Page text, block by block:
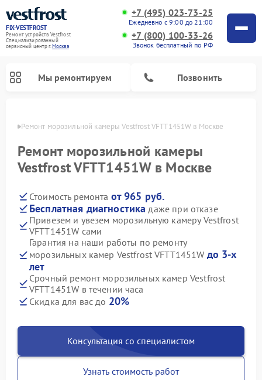
FIX-VESTFROST
Ремонт устройств Vestfrost
Специализированный
cервисный центр г.Москва
+7 (495) 023-73-25
Ежедневно с 9:00 до 21:00
+7 (800) 100-33-26
Звонок бесплатный по РФ
Мы ремонтируем Позвонить
Ремонт морозильной камеры Vestfrost VFTT1451W в Москве
Ремонт морозильной камеры
Vestfrost VFTT1451W в Москве
Стоимость ремонта от 965 руб.
Бесплатная диагностика даже при отказе
Привезем и увезем морозильную камеру Vestfrost
VFTT1451W сами
Гарантия на наши работы по ремонту
морозильных камер Vestfrost VFTT1451W до 3-х
лет
Срочный ремонт морозильных камер Vestfrost
VFTT1451W в течении часа
Скидка для вас до 20%
Консультация со специалистом
Узнать стоимость работ